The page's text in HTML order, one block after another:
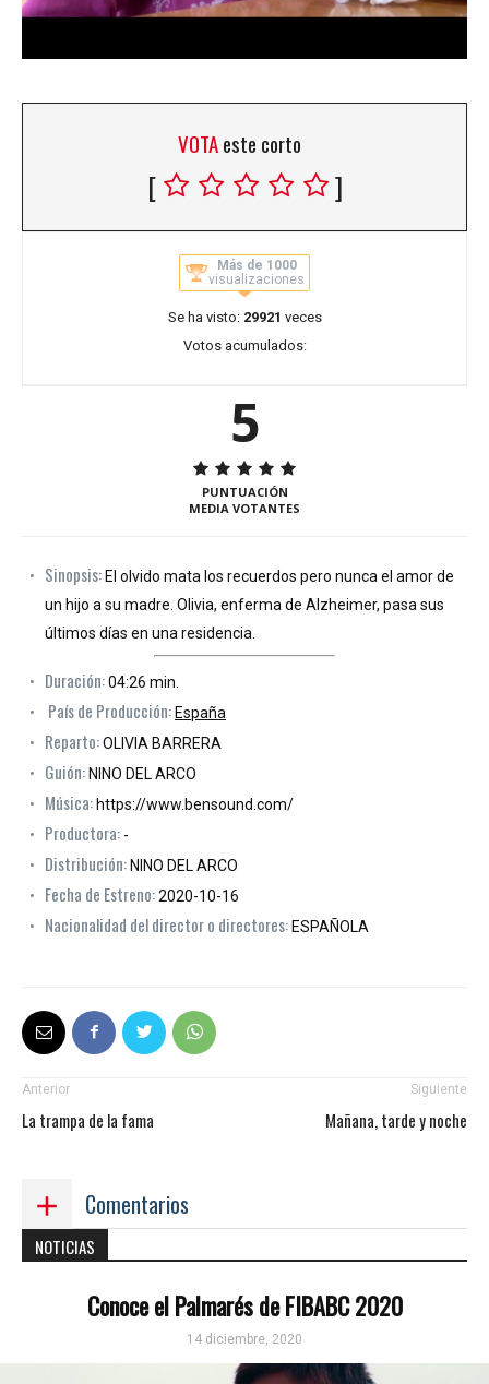
VOTAeste corto
[ ]
Más de 1000
visualizaciones
Se ha visto: 29921 veces
Votos acumulados:
5
PUNTUACIÓN
MEDIA VOTANTES
Sinopsis: El olvido mata los recuerdos pero nunca el amor de
un hijo a su madre. Olivia, enferma de Alzheimer, pasa sus
últimos días en una residencia.
Duración:04:26 min.
País de Producción: España
Reparto:OLIVIA BARRERA
Guión: NINO DEL ARCO
Música: https://www.bensound.com/
Productora: -
Distribución: NINO DEL ARCO
Fecha de Estreno:2020-10-16
Nacionalidad del director o directores: ESPAÑOLA
Anterior
La trampa de la fama
Siguiente
Mañana, tarde y noche
Comentarios
NOTICIAS
Conoce el Palmarés de FIBABC 2020
14 diciembre, 2020